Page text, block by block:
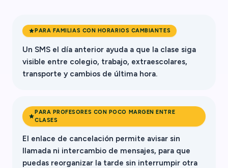
PARA FAMILIAS CON HORARIOS CAMBIANTES
Un SMS el día anterior ayuda a que la clase siga
visible entre colegio, trabajo, extraescolares,
transporte y cambios de última hora.
PARA PROFESORES CON POCO MARGEN ENTRE
CLASES
El enlace de cancelación permite avisar sin
llamada ni intercambio de mensajes, para que
puedas reorganizar la tarde sin interrumpir otra